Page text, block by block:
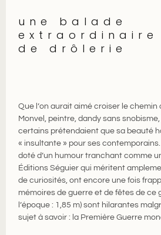
une balade
extraordinaire
de drôlerie
Que l’on aurait aimé croiser le
Monvel, peintre, dandy sans
certains prétendaient que sa beauté
« insultante » pour ses
doté d’un humour tranchant comme
Éditions Séguier qui méritent
de curiosités, ont encore une fois
mémoires de guerre et de fêtes de ce
l’époque : 1,85 m) sont hilarantes
sujet à savoir : la Première Guerre